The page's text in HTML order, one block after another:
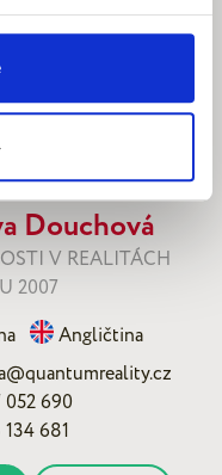
11.500.000 Kč
Douchová
V REALITÁCH
2007
Angličtina
052 690
681